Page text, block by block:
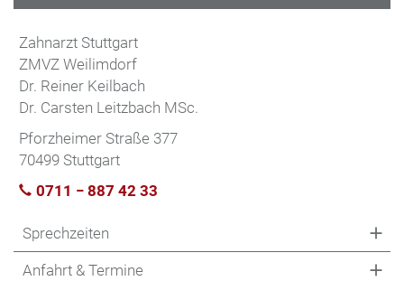
Zahnarzt Stuttgart
ZMVZ Weilimdorf
Dr. Reiner Keilbach
Dr. Carsten Leitzbach MSc.
Pforzheimer Straße 377
70499 Stuttgart
0711 − 887 42 33
Sprechzeiten
Anfahrt & Termine